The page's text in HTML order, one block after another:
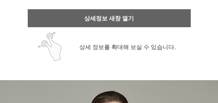
상세정보 새창 열기
상세 정보를 확대해 보실 수 있습니다.